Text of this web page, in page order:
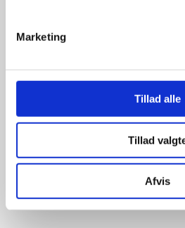
Marketing
Tillad alle
Tillad
Afvis
Udvalget er langt
idé til et konkret
helt særligt ønske,
forespørgsel til
så finder vi det helt
til en konkurrence